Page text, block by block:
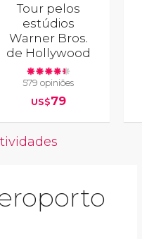
Tour pelos
estúdios
Warner Bros.
de Hollywood
579 opiniões
US$79